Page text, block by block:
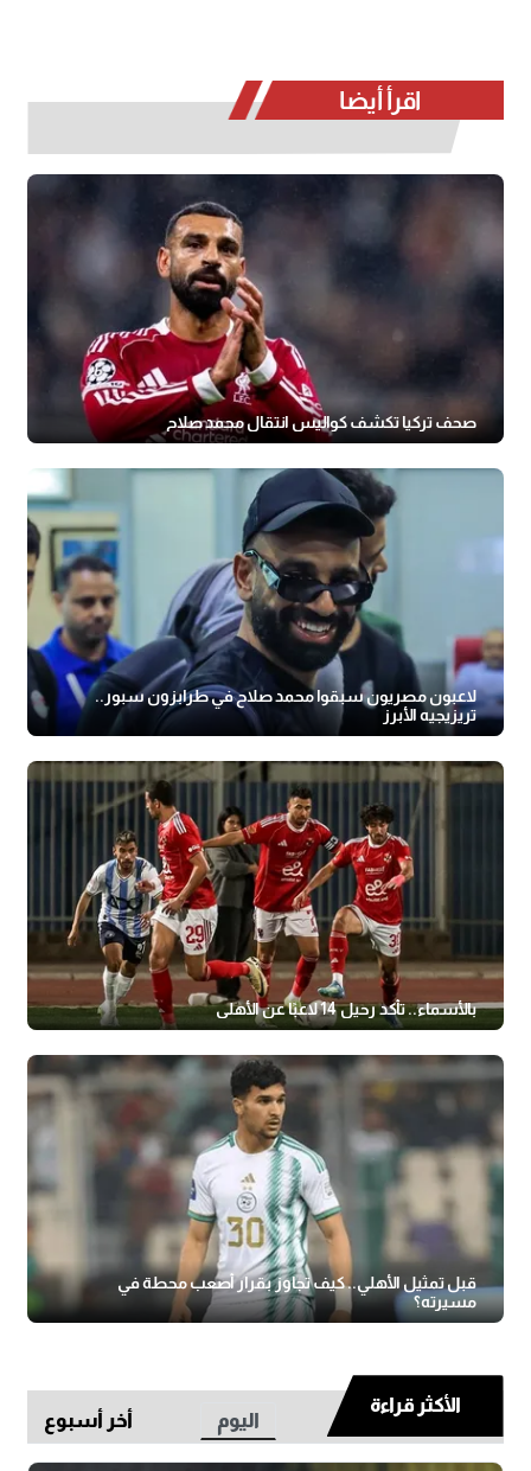
اقرأ أيضا
صحف تركيا تكشف كواليس انتقال محمد صلاح
لاعبون مصريون سبقوا محمد صلاح في طرابزون سبور..
تريزيجيه الأبرز
بالأسماء.. تأكد رحيل 14 لاعبًا عن الأهلي
قبل تمثيل الأهلي.. كيف تجاوز بقرار أصعب محطة في
مسيرته؟
الأكثر قراءة
اليوم أخر أسبوع